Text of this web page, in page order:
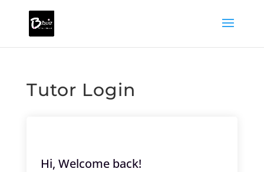
Tutor Login
Hi, Welcome back!